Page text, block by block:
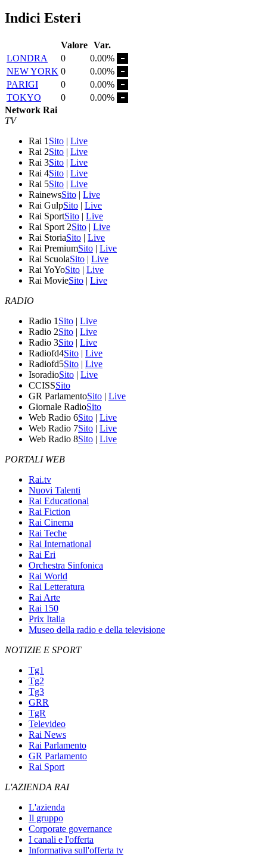
Indici Esteri
Valore Var.
LONDRA
0
0.00%
NEW YORK 0
0.00%
PARIGI
0
0.00%
TOKYO
0
0.00%
Network Rai
TV
Rai 1 Sito | Live
Rai 2Sito | Live
Rai 3Sito | Live
Rai 4Sito | Live
Rai 5Sito | Live
RainewsSito | Live
Rai GulpSito | Live
Rai SportSito | Live
Rai Sport 2Sito | Live
Rai StoriaSito | Live
Rai PremiumSito | Live
Rai ScuolaSito | Live
Rai YoYoSito | Live
Rai MovieSito | Live
RADIO
Radio 1 Sito | Live
Radio 2Sito | Live
Radio 3Sito | Live
Radiofd4Sito | Live
Radiofd5Sito | Live
IsoradioSito | Live
CCISSSito
GR ParlamentoSito | Live
Giornale RadioSito
Web Radio 6Sito | Live
Web Radio 7Sito | Live
Web Radio 8Sito | Live
PORTALI WEB
Rai.tv
Nuovi Talenti
Rai Educational
Rai Fiction
Rai Cinema
Rai Teche
Rai International
Rai Eri
Orchestra Sinfonica
Rai World
Rai Letteratura
Rai Arte
Rai 150
Prix Italia
Museo della radio e della televisione
NOTIZIE E SPORT
Tg1
Tg2
Tg3
GRR
TgR
Televideo
Rai News
Rai Parlamento
GR Parlamento
Rai Sport
L'AZIENDA RAI
L'azienda
Il gruppo
Corporate governance
I canali e l'offerta
Informativa sull'offerta tv